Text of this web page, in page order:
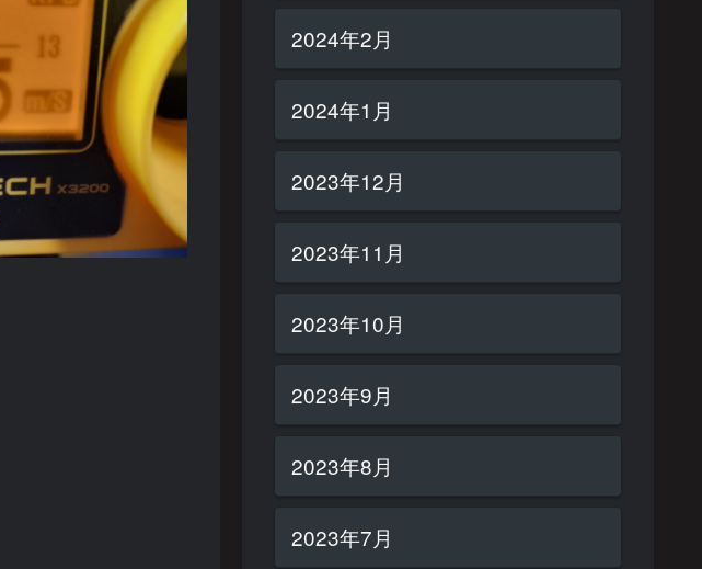
2024年2月
2024年1月
2023年12月
2023年11月
2023年10月
2023年9月
2023年8月
2023年7月